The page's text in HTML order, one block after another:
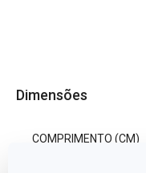
Dimensões
COMPRIMENTO (CM)